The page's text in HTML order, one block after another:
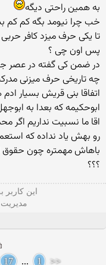
به همین راحتی دیگه
خب چرا نیومد بگه كم كم
تا یكی حرف میزد كافر
پس اون چی ؟
در ضمن كی گفته در عصر
چه تاریخی حرف میزنی
اتفاقا بنی قریش بسیار
ابوحكیمه كه بعدا به
اقا ما نسبیت نداریم اگر
رو بهش یاد نداده كه
باهاش مهمتره چون حقوق
؟؟؟
این
<<
1
...
17